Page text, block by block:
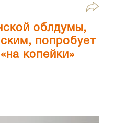
облдумы,
попробует
копейки»